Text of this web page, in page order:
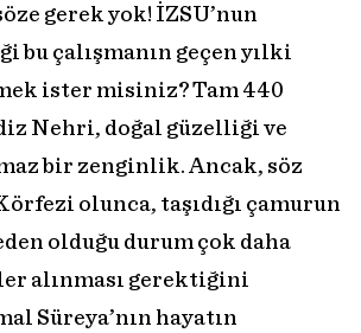
gerek yok! İZSU’nun
bu çalışmanın geçen yılki
ister misiniz? Tam 440
Nehri, doğal güzelliği ve
bir zenginlik. Ancak, söz
olunca, taşıdığı çamurun
olduğu durum çok daha
alınması gerektiğini
Süreya’nın hayatın